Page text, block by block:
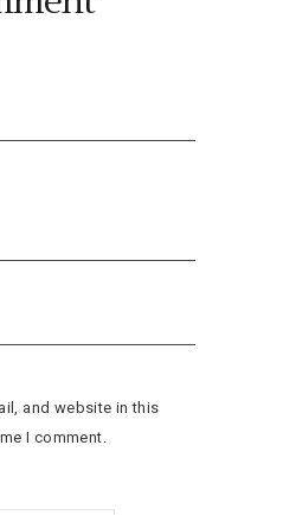
and website in this
I comment.